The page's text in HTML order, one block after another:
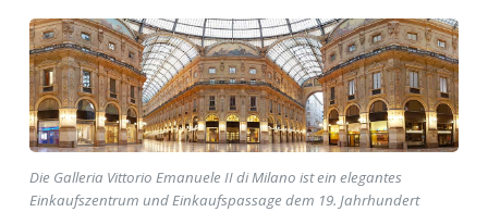
Die Galleria Vittorio Emanuele II di Milano ist ein elegantes
Einkaufszentrum und Einkaufspassage dem 19. Jahrhundert